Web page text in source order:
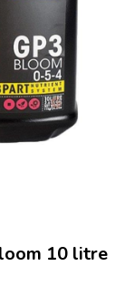
10 litre